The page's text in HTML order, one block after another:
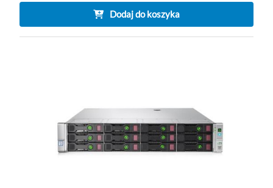
Dodaj do koszyka